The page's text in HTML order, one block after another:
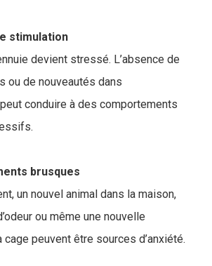
stimulation
devient stressé. L’absence de
ou de nouveautés dans
conduire à des comportements
brusques
un nouvel animal dans la maison,
ou même une nouvelle
peuvent être sources d’anxiété.